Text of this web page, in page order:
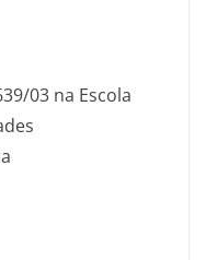
03 na Escola